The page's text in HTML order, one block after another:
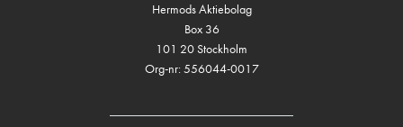
Hermods Aktiebolag
Box 36
101 20 Stockholm
Org-nr: 556044-0017